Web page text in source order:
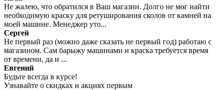
Не жалею, что обратился в Ваш магазин. Долго не мог найти
необходимую краску для ретуширования сколов от камней на
моей машине. Менеджер уто...
Сергей
Не первый раз (можно даже сказать не первый год) работаю с
магазином. Сам барыжу машинами и краска требуется время
от времени, да и ...
Евгений
Будьте всегда в курсе!
Узнавайте о скидках и акциях первым